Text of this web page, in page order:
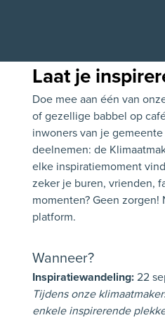
Laat je
Doe mee aan één van
of gezellige babbel op
inwoners van je
deelnemen: de
elke inspiratiemoment
zeker je buren, vrienden,
momenten? Geen
platform.
Wanneer?
Inspiratiewandeling: 22
Tijdens onze
enkele inspirerende